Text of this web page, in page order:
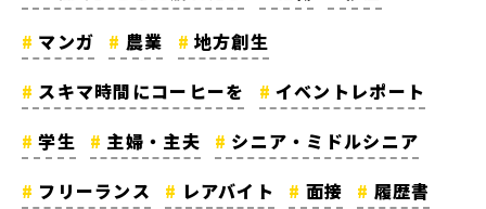
マンガ
農業
地方創生
スキマ時間にコーヒーを
イベントレポート
学生
主婦・主夫
シニア・ミドルシニア
フリーランス
レアバイト 面接
履歴書